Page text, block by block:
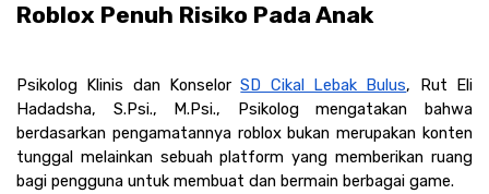
Roblox Penuh Risiko Pada Anak
Psikolog Klinis dan Konselor SD Cikal Lebak Bulus, Rut Eli
Hadadsha, S.Psi., M.Psi., Psikolog mengatakan bahwa
berdasarkan pengamatannya roblox bukan merupakan konten
tunggal melainkan sebuah platform yang memberikan ruang
bagi pengguna untuk membuat dan bermain berbagai game.